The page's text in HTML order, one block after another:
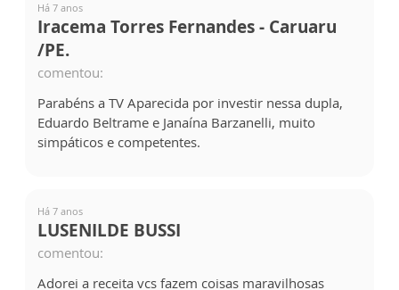
Há 7 anos
Iracema Torres Fernandes - Caruaru
/PE.
comentou:
Parabéns a TV Aparecida por investir nessa dupla,
Eduardo Beltrame e Janaína Barzanelli, muito
simpáticos e competentes.
Há 7 anos
LUSENILDE BUSSI
comentou:
Adorei a receita vcs fazem coisas maravilhosas